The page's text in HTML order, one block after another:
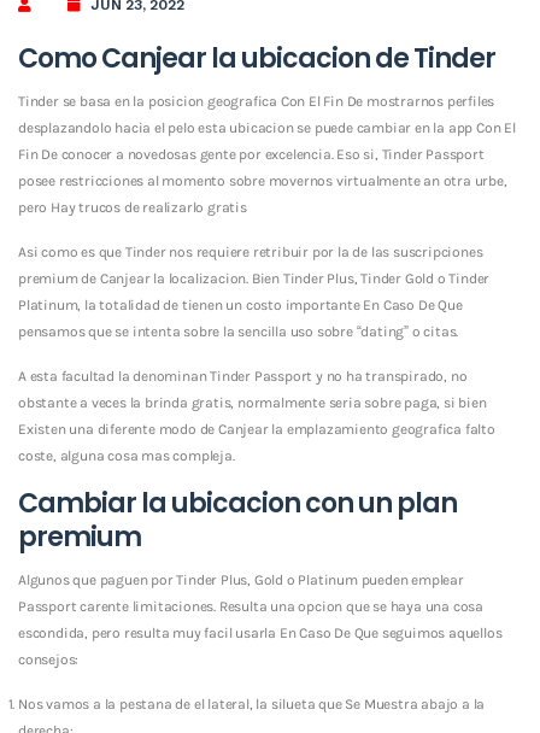
JUN 23, 2022
Como Canjear la ubicacion de Tinder
Tinder se basa en la posicion geografica Con El Fin De mostrarnos perfiles
desplazandolo hacia el pelo esta ubicacion se puede cambiar en la app Con El
Fin De conocer a novedosas gente por excelencia. Eso si, Tinder Passport
posee restricciones al momento sobre movernos virtualmente an otra urbe,
pero Hay trucos de realizarlo gratis
Asi­ como es que Tinder nos requiere retribuir por la de las suscripciones
premium de Canjear la localizacion. Bien Tinder Plus, Tinder Gold o Tinder
Platinum, la totalidad de tienen un costo importante En Caso De Que
pensamos que se intenta sobre la sencilla uso sobre “dating” o citas.
A esta facultad la denominan Tinder Passport y no ha transpirado, no
obstante a veces la brinda gratis, normalmente seri­a sobre paga, si bien
Existen una diferente modo de Canjear la emplazamiento geografica falto
coste, alguna cosa mas compleja.
Cambiar la ubicacion con un plan
premium
Algunos que paguen por Tinder Plus, Gold o Platinum pueden emplear
Passport carente limitaciones. Resulta una opcion que se haya una cosa
escondida, pero resulta muy facil usarla En Caso De Que seguimos aquellos
consejos:
Nos vamos a la pestana de el lateral, la silueta que Se Muestra abajo a la